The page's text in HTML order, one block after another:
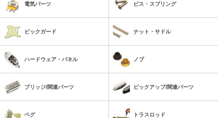
電気パーツ ビス・スプリング
ピックガード ナット・サドル
ハードウェア・パネル ノブ
ブリッジ/関連パーツ ピックアップ/関連パーツ
ペグ トラスロッド